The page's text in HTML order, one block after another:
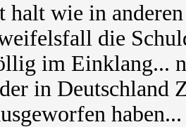
halt wie in
die
im Einklang...
in Deutschland
haben...